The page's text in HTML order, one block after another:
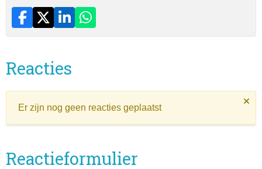
Reacties
Er zijn nog geen reacties geplaatst
Reactieformulier